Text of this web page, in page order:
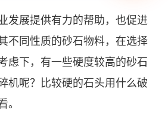
发展提供有力的帮助，也促进
不同性质的砂石物料，在选择
虑下，有一些硬度较高的砂石
机呢？比较硬的石头用什么破